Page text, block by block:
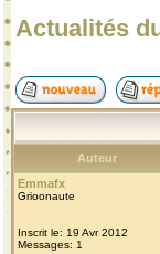
Actualités
Auteur
Emmafx
Grioonaute
Inscrit le: 19 Avr 2012
Messages: 1